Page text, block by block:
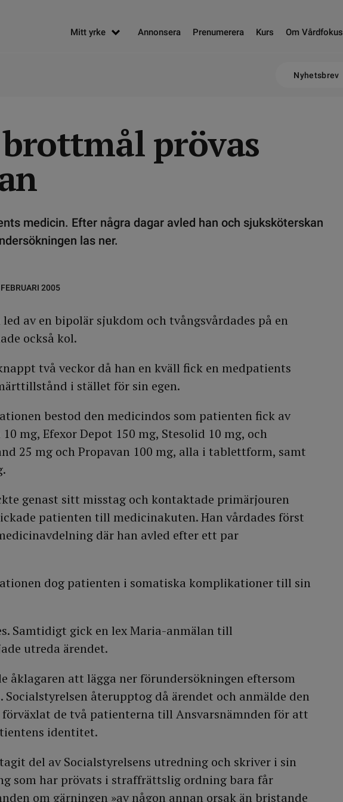
Mitt yrke Annonsera Prenumerera Kurs Om Vårdfokus
Nyhetsbrev
prövas
medicin. Efter några dagar avled han och sjuksköterskan
las ner.
2005
av en bipolär sjukdom och tvångsvårdades på en
också kol.
två veckor då han en kväll fick en medpatients
i stället för sin egen.
bestod den medicindos som patienten fick av
mg, Efexor Depot 150 mg, Stesolid 10 mg, och
25 mg och Propavan 100 mg, alla i tablettform, samt
genast sitt misstag och kontaktade primärjouren
patienten till medicinakuten. Han vårdades först
där han avled efter ett par
dog patienten i somatiska komplikationer till sin
Samtidigt gick en lex Maria-anmälan till
utreda ärendet.
åklagaren att lägga ner förundersökningen eftersom
återupptog då ärendet och anmälde den
förväxlat de två patienterna till Ansvarsnämnden för att
identitet.
del av Socialstyrelsens utredning och skriver i sin
som har prövats i straffrättslig ordning bara får
om gärningen »av någon annan orsak än bristande